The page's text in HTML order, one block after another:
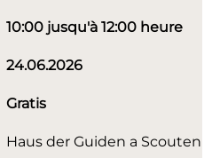
10:00 jusqu'à 12:00 heure
24.06.2026
Gratis
Haus der Guiden a Scouten